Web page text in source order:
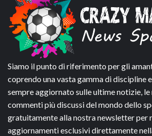
Siamo il punto di riferimento per gli
coprendo una vasta gamma di discipline
sempre aggiornato sulle ultime notizie, le
commenti più discussi del mondo dello
gratuitamente alla nostra newsletter per
aggiornamenti esclusivi direttamente